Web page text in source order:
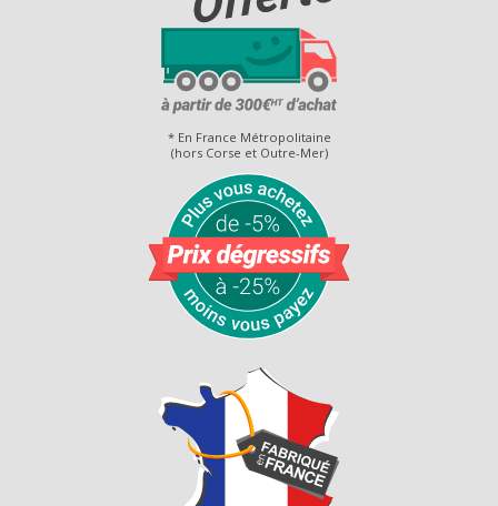
* En France Métropolitaine
(hors Corse et Outre-Mer)